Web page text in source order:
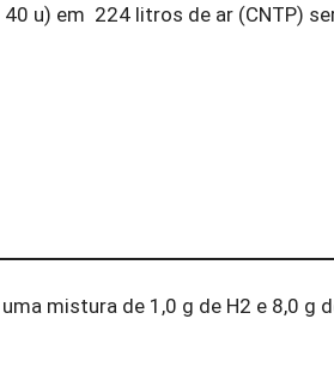
u) em 224 litros de ar (CNTP)
mistura de 1,0 g de H2 e 8,0 g